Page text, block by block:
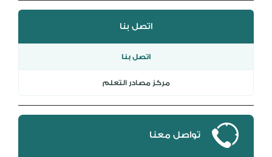
اتصل بنا
اتصل بنا
مركز مصادر التعلم
تواصل معنا